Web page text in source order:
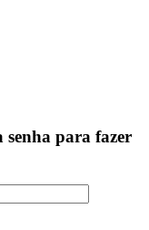
senha para fazer